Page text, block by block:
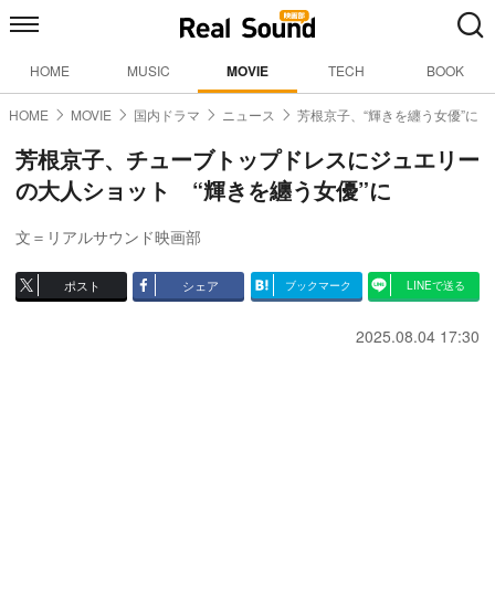
HOME MUSIC MOVIE TECH BOOK
HOME MOVIE 国内ドラマ ニュース 芳根京子、“輝きを纏う女優”に
芳根京子、チューブトップドレスにジュエリー
の大人ショット “輝きを纏う女優”に
文＝リアルサウンド映画部
ポスト シェア ブックマーク LINEで送る
2025.08.04 17:30